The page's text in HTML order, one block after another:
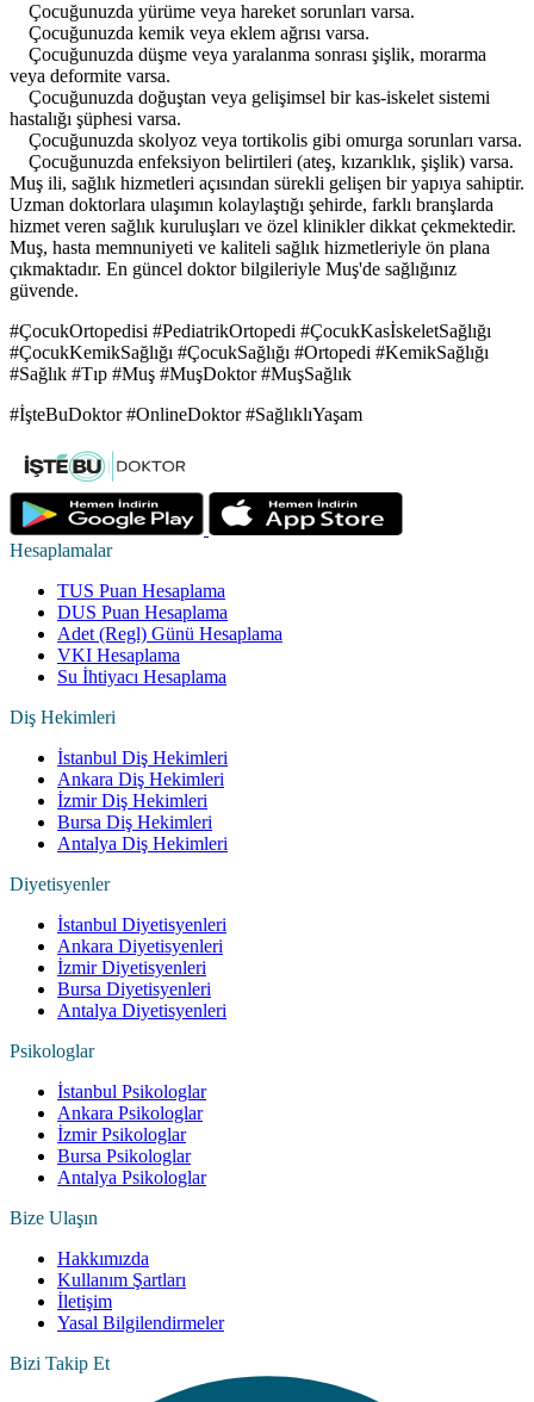
Çocuğunuzda yürüme veya hareket sorunları varsa.
Çocuğunuzda kemik veya eklem ağrısı varsa.
Çocuğunuzda düşme veya yaralanma sonrası şişlik, morarma
veya deformite varsa.
Çocuğunuzda doğuştan veya gelişimsel bir kas-iskelet sistemi
hastalığı şüphesi varsa.
Çocuğunuzda skolyoz veya tortikolis gibi omurga sorunları varsa.
Çocuğunuzda enfeksiyon belirtileri (ateş, kızarıklık, şişlik) varsa.
Muş ili, sağlık hizmetleri açısından sürekli gelişen bir yapıya sahiptir.
Uzman doktorlara ulaşımın kolaylaştığı şehirde, farklı branşlarda
hizmet veren sağlık kuruluşları ve özel klinikler dikkat çekmektedir.
Muş, hasta memnuniyeti ve kaliteli sağlık hizmetleriyle ön plana
çıkmaktadır. En güncel doktor bilgileriyle Muş'de sağlığınız
güvende.
#ÇocukOrtopedisi #PediatrikOrtopedi #ÇocukKasİskeletSağlığı
#ÇocukKemikSağlığı #ÇocukSağlığı #Ortopedi #KemikSağlığı
#Sağlık #Tıp #Muş #MuşDoktor #MuşSağlık
#İşteBuDoktor #OnlineDoktor #SağlıklıYaşam
Hesaplamalar
TUS Puan Hesaplama
DUS Puan Hesaplama
Adet (Regl) Günü Hesaplama
VKI Hesaplama
Su İhtiyacı Hesaplama
Diş Hekimleri
İstanbul Diş Hekimleri
Ankara Diş Hekimleri
İzmir Diş Hekimleri
Bursa Diş Hekimleri
Antalya Diş Hekimleri
Diyetisyenler
İstanbul Diyetisyenleri
Ankara Diyetisyenleri
İzmir Diyetisyenleri
Bursa Diyetisyenleri
Antalya Diyetisyenleri
Psikologlar
İstanbul Psikologlar
Ankara Psikologlar
İzmir Psikologlar
Bursa Psikologlar
Antalya Psikologlar
Bize Ulaşın
Hakkımızda
Kullanım Şartları
İletişim
Yasal Bilgilendirmeler
Bizi Takip Et